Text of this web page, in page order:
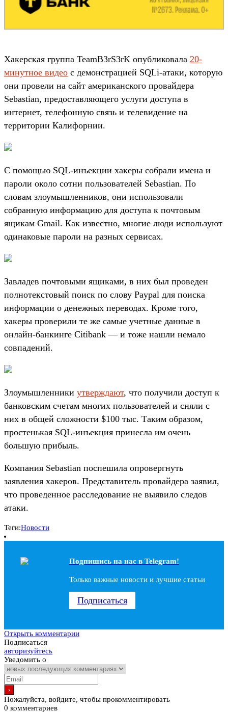
Хакерская группа TeamB3rS3rK опубликовала 20-
минутное видео с демонстрацией SQLi-атаки, которую
они провели на сайт американского провайдера
Sebastian, предоставляющего услуги доступа в
интернет, телефонную связь и телевидение на
территории Калифорнии.
С помощью SQL-инъекции хакеры собрали имена и
пароли около сотни пользователей Sebastian. По
словам злоумышленников, они использовали
собранную информацию для доступа к почтовым
ящикам Gmail. Как известно, многие люди используют
одинаковые пароли на разных сервисах.
Завладев почтовыми ящиками, в них был проведен
полнотекстовый поиск по слову Paypal для поиска
информации о денежных переводах. Кроме того,
хакеры проверили те же самые учетные данные в
онлайн-банкинге Citibank — и тоже нашли немало
совпадений.
Злоумышленники утверждают, что получили доступ к
банковским счетам многих пользователей и сняли с
них в общей сложности $100 тыс. Таким образом,
простенькая SQL-инъекция принесла им очень
большую прибыль.
Компания Sebastian поспешила опровергнуть
заявления хакеров. Представитель провайдера заявил,
что проведенное расследование не выявило следов
атаки.
Теги:Новости
Подпишись на наc в Telegram!
Только важные новости и лучшие статьи
Подписаться
Открыть комментарии
Подписаться
авторизуйтесь
Уведомить о
Пожалуйста, войдите, чтобы прокомментировать
0 комментариев